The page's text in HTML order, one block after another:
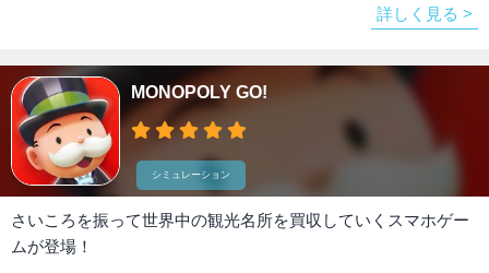
詳しく見る >
MONOPOLY GO!
シミュレーション
さいころを振って世界中の観光名所を買収していくスマホゲー
ムが登場！